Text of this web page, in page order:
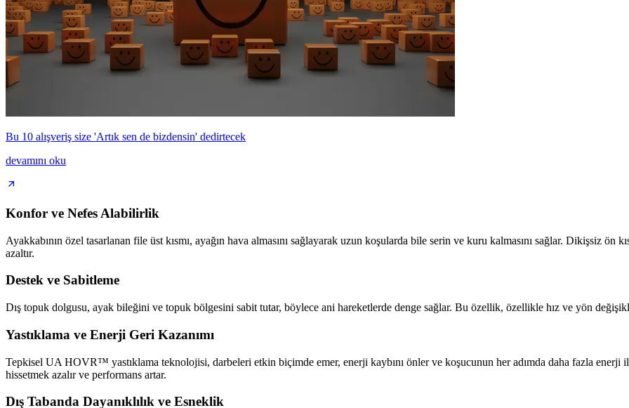
Bu 10 alışveriş size 'Artık sen de bizdensin' dedirtecek
devamını oku
Konfor ve Nefes Alabilirlik
Ayakkabının özel tasarlanan file üst kısmı, ayağın hava almasını sağlayarak uzun koşularda bile serin ve kuru kalmasını sağlar. Dikişsiz ön
azaltır.
Destek ve Sabitleme
Dış topuk dolgusu, ayak bileğini ve topuk bölgesini sabit tutar, böylece ani hareketlerde denge sağlar. Bu özellik, özellikle hız ve yön
Yastıklama ve Enerji Geri Kazanımı
Tepkisel UA HOVR™ yastıklama teknolojisi, darbeleri etkin biçimde emer, enerji kaybını önler ve koşucunun her adımda daha fazla enerji
hissetmek azalır ve performans artar.
Dış Tabanda Dayanıklılık ve Esneklik